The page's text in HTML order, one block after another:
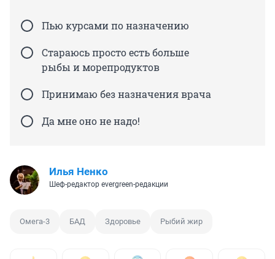
Пью курсами по назначению
Стараюсь просто есть больше
рыбы и морепродуктов
Принимаю без назначения врача
Да мне оно не надо!
Илья Ненко
Шеф-редактор evergreen-редакции
Омега-3 БАД Здоровье Рыбий жир